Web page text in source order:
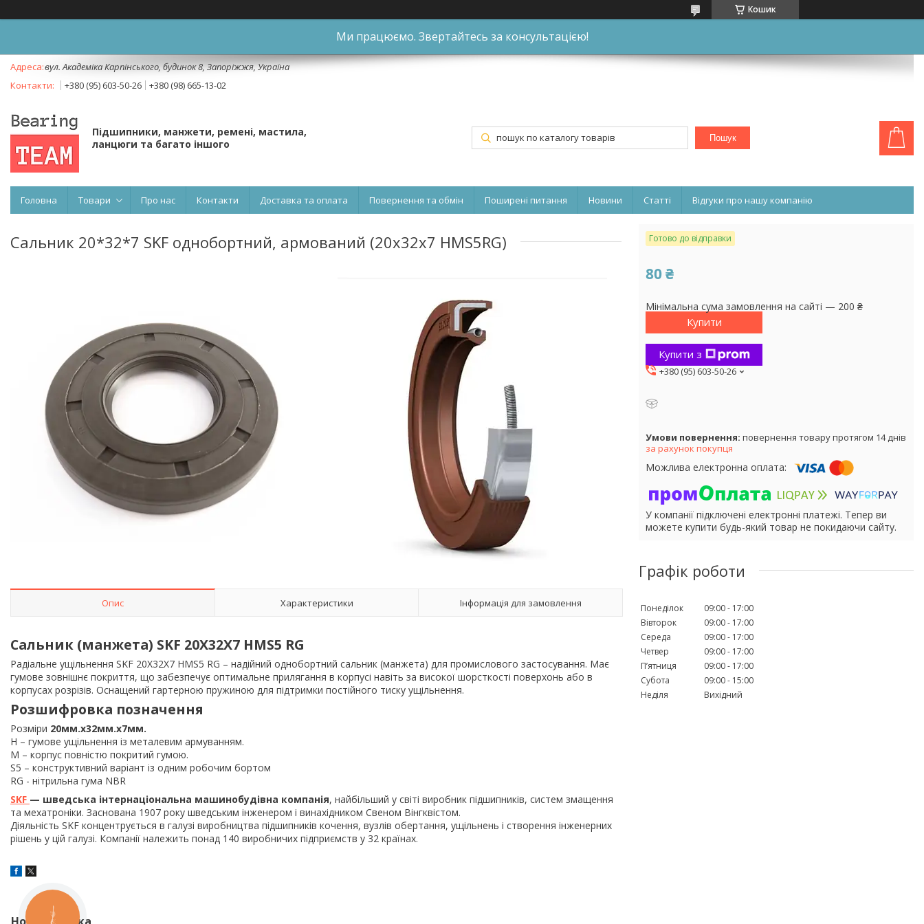
Кошик
Ми працюємо. Звертайтесь за консультацією!
вул. Академіка Карпінського, будинок 8, Запоріжжя, Україна
+380 (95) 603-50-26
+380 (98) 665-13-02
Підшипники, манжети, ремені, мастила,
ланцюги та багато іншого
Пошук
Головна Товари Про нас Контакти Доставка та оплата Повернення та обмін Поширені питання Новини Статті Відгуки про нашу компанію
Сальник 20*32*7 SKF однобортний, армований (20x32x7 HMS5RG)
Опис Характеристики Інформація для замовлення
Сальник (манжета) SKF 20X32X7 HMS5 RG
Радіальне ущільнення SKF 20X32X7 HMS5 RG – надійний однобортний сальник (манжета) для промислового застосування. Має
гумове зовнішнє покриття, що забезпечує оптимальне прилягання в корпусі навіть за високої шорсткості поверхонь або в
корпусах розрізів. Оснащений гартерною пружиною для підтримки постійного тиску ущільнення.
Розшифровка позначення
Розміри 20мм.х32мм.х7мм.
H – гумове ущільнення із металевим армуванням.
M – корпус повністю покритий гумою.
S5 – конструктивний варіант із одним робочим бортом
RG - нітрильна гума NBR
SKF — шведська інтернаціональна машинобудівна компанія, найбільший у світі виробник підшипників, систем змащення
та мехатроніки. Заснована 1907 року шведським інженером і винахідником Свеном Вінгквістом.
Діяльність SKF концентрується в галузі виробництва підшипників кочення, вузлів обертання, ущільнень і створення інженерних
рішень у цій галузі. Компанії належить понад 140 виробничих підприємств у 32 країнах.
Готово до відправки
80 ₴
Мінімальна сума замовлення на сайті — 200 ₴
Купити
Купити з
+380 (95) 603-50-26
повернення товару протягом 14 днів
за рахунок покупця
У компанії підключені електронні платежі. Тепер ви
можете купити будь-який товар не покидаючи сайту.
Графік роботи
Понеділок 09:00
17:00
Вівторок
09:00
17:00
Середа
09:00
17:00
Четвер
09:00
17:00
Пʼятниця
09:00
17:00
Субота
09:00
15:00
Неділя
Вихідний
КНОПКА
ЗВ'ЯЗКУ